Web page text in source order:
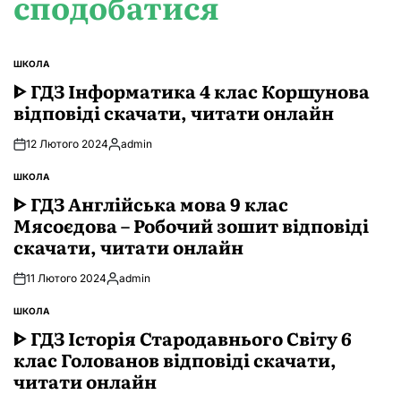
ОПУБЛІКУВАТИ
У
ШКОЛА
ᐈ ГДЗ Інформатика 4 клас Коршунова
відповіді скачати, читати онлайн
12 Лютого 2024Опубліковано
admin
ОПУБЛІКУВАТИ
У
ШКОЛА
ᐈ ГДЗ Англійська мова 9 клас
Мясоєдова – Робочий зошит відповіді
скачати, читати онлайн
11 Лютого 2024Опубліковано
admin
ОПУБЛІКУВАТИ
У
ШКОЛА
ᐈ ГДЗ Історія Стародавнього Свiту 6
клас Голованов відповіді скачати,
читати онлайн